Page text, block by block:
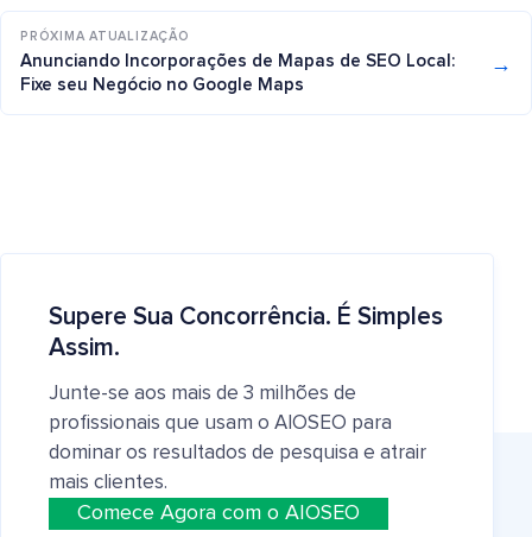
PRÓXIMA ATUALIZAÇÃO
Anunciando Incorporações de Mapas de SEO Local:
Fixe seu Negócio no Google Maps
→
Supere Sua Concorrência. É Simples
Assim.
Junte-se aos mais de 3 milhões de
profissionais que usam o AIOSEO para
dominar os resultados de pesquisa e atrair
mais clientes.
Comece Agora com o AIOSEO